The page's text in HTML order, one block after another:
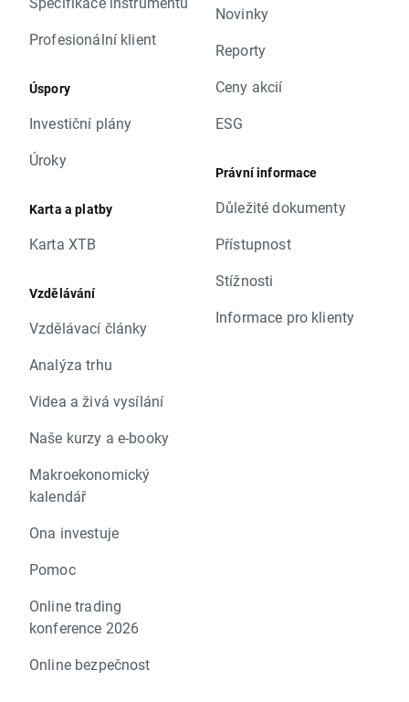
Profesionální klient
Úspory
Investiční plány
Úroky
Karta a platby
Karta XTB
Vzdělávání
Vzdělávací články
Analýza trhu
Videa a živá vysílání
Naše kurzy a e-booky
Makroekonomický
kalendář
Ona investuje
Pomoc
Online trading
konference 2026
Online bezpečnost
Novinky
Reporty
Ceny akcií
ESG
Právní informace
Důležité dokumenty
Přístupnost
Stížnosti
Informace pro klienty